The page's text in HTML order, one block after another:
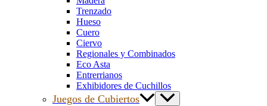
Trenzado
Hueso
Cuero
Ciervo
Regionales y Combinados
Eco Asta
Entrerrianos
Exhibidores de Cuchillos
Juegos de Cubiertos